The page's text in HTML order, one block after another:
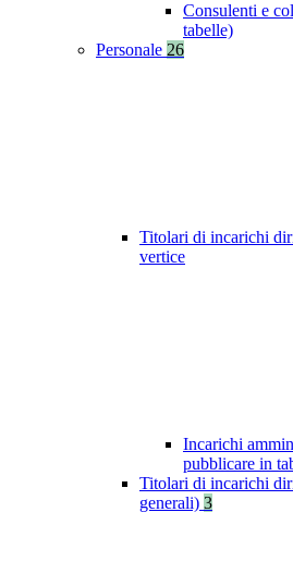
Consulenti e
tabelle)
Personale 26
Titolari di incarichi
vertice
Incarichi
pubblicare in
Titolari di incarichi
generali) 3